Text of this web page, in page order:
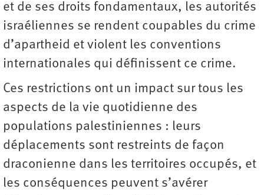
et de ses droits fondamentaux, les autorités
israéliennes se rendent coupables du crime
d’apartheid et violent les ­conventions
internationales qui définissent ce crime.
Ces restrictions ont un impact sur tous les
aspects de la vie quotidienne des
populations palestiniennes : leurs
déplacements sont restreints de façon
draconienne dans les territoires occupés, et
les conséquences peuvent s’avérer